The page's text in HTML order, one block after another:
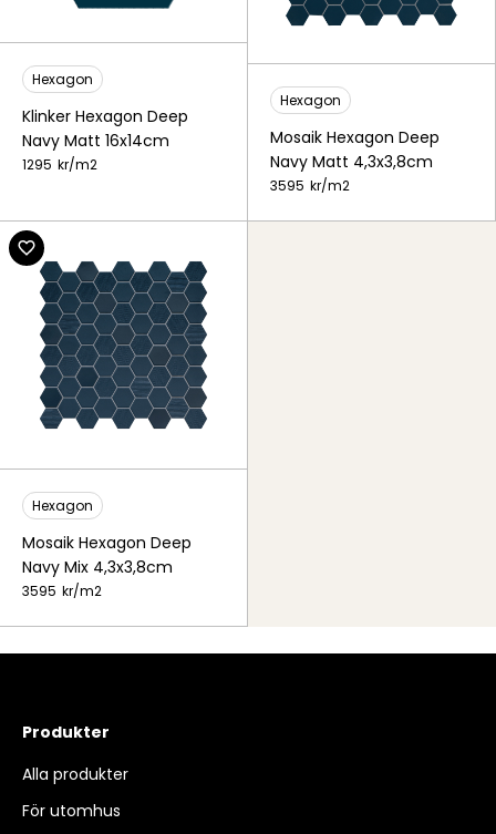
Hexagon
Klinker Hexagon Deep
Navy Matt 16x14cm
1295 kr/m2
Hexagon
Mosaik Hexagon Deep
Navy Matt 4,3x3,8cm
3595 kr/m2
Hexagon
Mosaik Hexagon Deep
Navy Mix 4,3x3,8cm
3595 kr/m2
Produkter
Alla produkter
För utomhus